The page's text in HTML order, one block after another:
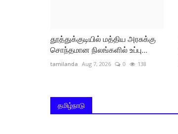
தூத்துக்குடியில் மத்திய அரசுக்கு
சொந்தமான நிலங்களில் உப்பு...
tamilanda Aug 7, 2026 0 138
தமிழ்நாடு